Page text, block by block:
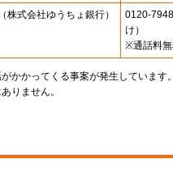
（株式会社ゆうちょ銀行）
0120-
け）
※通話料無
かかってくる事案が発生しています。
りません。